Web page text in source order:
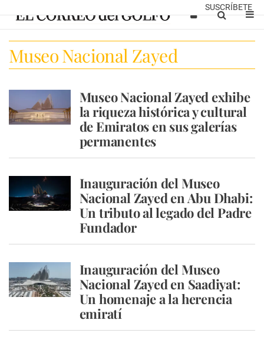
SUSCRÍBETE
Museo Nacional Zayed
Museo Nacional Zayed exhibe
la riqueza histórica y cultural
de Emiratos en sus galerías
permanentes
Inauguración del Museo
Nacional Zayed en Abu Dhabi:
Un tributo al legado del Padre
Fundador
Inauguración del Museo
Nacional Zayed en Saadiyat:
Un homenaje a la herencia
emiratí